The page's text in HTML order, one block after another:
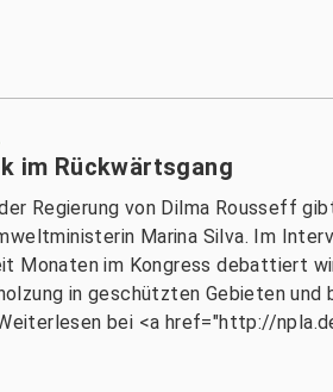
im Rückwärtsgang
Regierung von Dilma Rousseff
Marina Silva. Im
Monaten im Kongress debattiert
in geschützten Gebieten und
bei <a href="http://